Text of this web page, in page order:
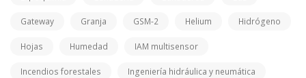
Gateway Granja GSM-2 Helium Hidrógeno
Hojas Humedad IAM multisensor
Incendios forestales Ingeniería hidráulica y neumática